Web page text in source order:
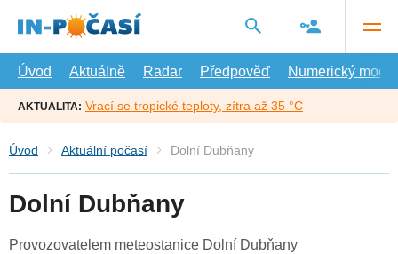
hlavní
Úvod
Aktuálně Radar Předpověď Numerický model
AKTUALITA: Vrací se tropické teploty, zítra až 35 °C
Úvod Aktuální počasí Dolní Dubňany
Dolní Dubňany
Provozovatelem meteostanice Dolní Dubňany